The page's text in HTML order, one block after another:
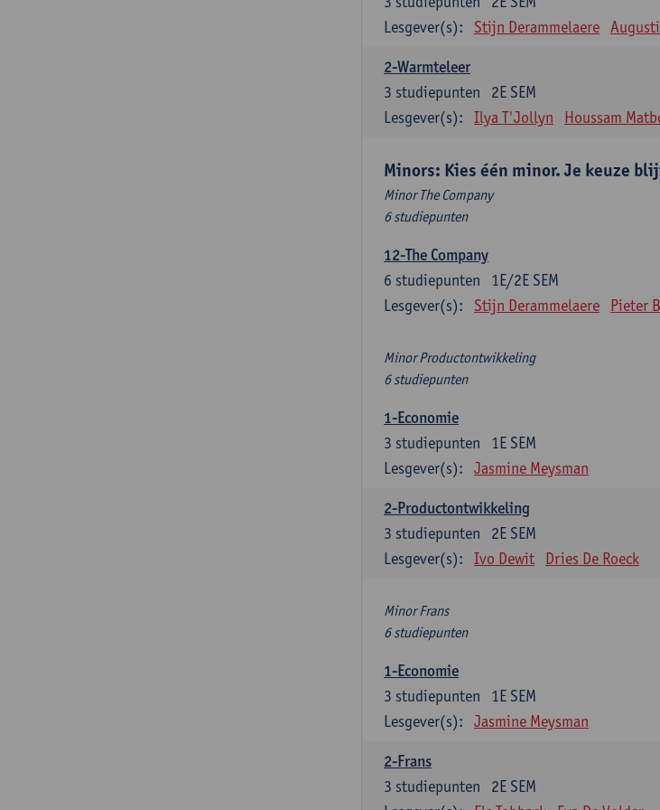
Lesgever(s):
Stijn Derammelaere
2-Warmteleer
2E SEM
3 studiepunten
Lesgever(s):
Ilya T'Jollyn Houssam
Minors: Kies één minor. Je keuze
Minor The Company
6 studiepunten
12-The Company
1E/2E SEM
6 studiepunten
Lesgever(s):
Stijn Derammelaere Pieter
Minor Productontwikkeling
6 studiepunten
1-Economie
1E SEM
3 studiepunten
Lesgever(s):
Jasmine Meysman
2-Productontwikkeling
2E SEM
3 studiepunten
Lesgever(s):
Ivo Dewit Dries De Roeck
Minor Frans
6 studiepunten
1-Economie
1E SEM
3 studiepunten
Lesgever(s):
Jasmine Meysman
2-Frans
2E SEM
3 studiepunten